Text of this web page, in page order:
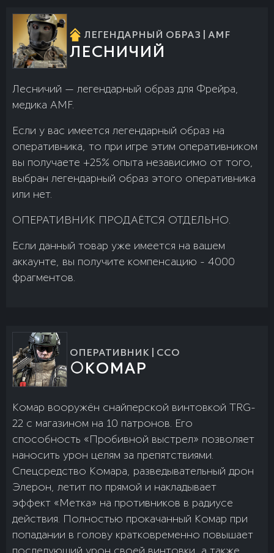
ЛЕГЕНДАРНЫЙ ОБРАЗ | AMF
ЛЕСНИЧИЙ
Лесничий — легендарный образ для Фрейра,
медика AMF.
Если у вас имеется легендарный образ на
оперативника, то при игре этим оперативником
вы получаете +25% опыта независимо от того,
выбран легендарный образ этого оперативника
или нет.
ОПЕРАТИВНИК ПРОДАЁТСЯ ОТДЕЛЬНО.
Если данный товар уже имеется на вашем
аккаунте, вы получите компенсацию - 4000
фрагментов.
ОПЕРАТИВНИК | ССО
КОМАР
Комар вооружён снайперской винтовкой TRG-
22 с магазином на 10 патронов. Его
способность «Пробивной выстрел» позволяет
наносить урон целям за препятствиями.
Спецсредство Комара, разведывательный дрон
Элерон, летит по прямой и накладывает
эффект «Метка» на противников в радиусе
действия. Полностью прокачанный Комар при
попадании в голову кратковременно повышает
последующий урон своей винтовки, а также